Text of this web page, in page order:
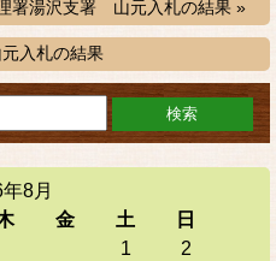
署湯沢支署 山元入札の結果 »
入札の結果
8月
金 土
日
1
2